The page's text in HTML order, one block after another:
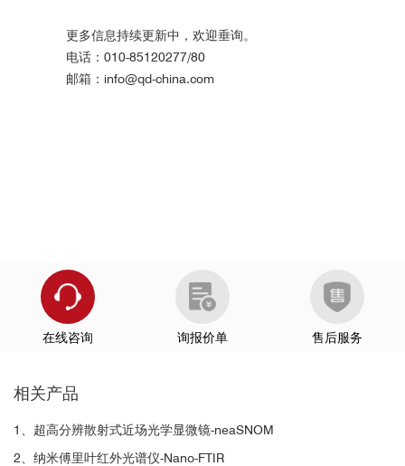
更多信息持续更新中，欢迎垂询。
电话：010-85120277/80
邮箱：info@qd-china.com
在线咨询 询报价单 售后服务
相关产品
1、超高分辨散射式近场光学显微镜-neaSNOM
2、纳米傅里叶红外光谱仪-Nano-FTIR